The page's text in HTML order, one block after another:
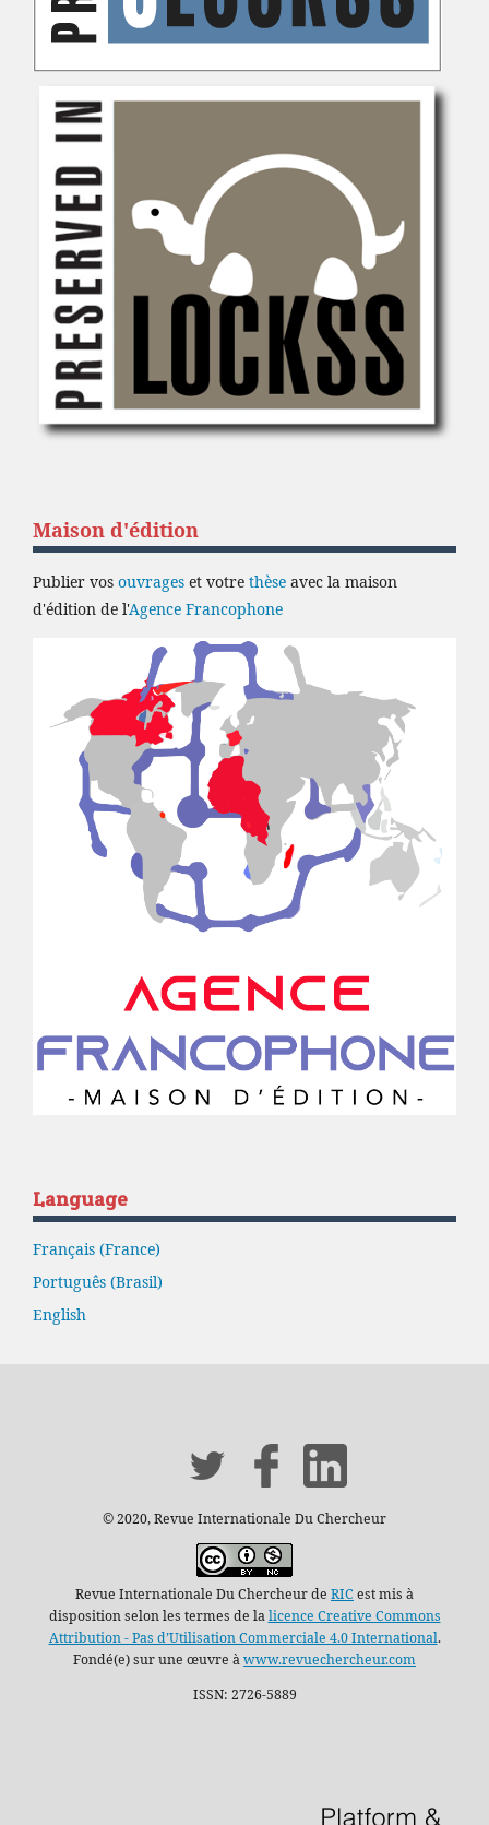
Maison d'édition
Publier vos ouvrages et votre thèse avec la maison
d'édition de l'Agence Francophone
Language
Français (France)
Português (Brasil)
English
© 2020, Revue Internationale Du Chercheur
Revue Internationale Du Chercheur de RIC est mis à
disposition selon les termes de lalicence Creative Commons
Attribution - Pas d’Utilisation Commerciale 4.0 International.
Fondé(e) sur une œuvre àwww.revuechercheur.com
ISSN: 2726-5889